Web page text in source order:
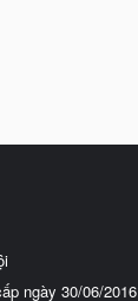
ngày 30/06/2016